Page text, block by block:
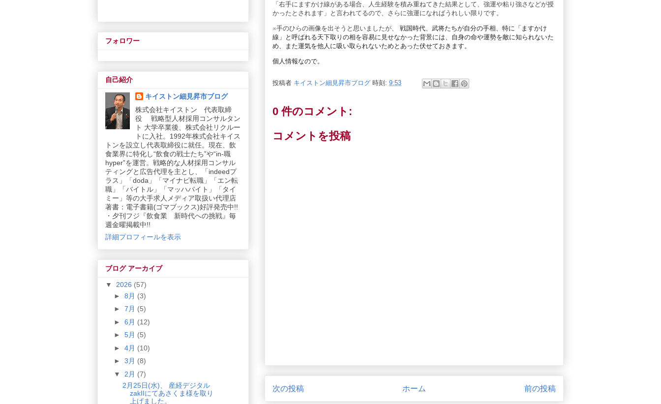
「右手にますかけ線がある場合、人生経験を積み重ねてきた結果として、強運や粘り強さなどが授
かったとされます」と言われてるので、さらに強運になればうれしい限りです。
※手のひらの画像を出そうと思いましたが、
戦国時代、武将たちが自分の手相、特に「ますかけ
線」と呼ばれる天下取りの相を容易に見せなかった背景には、自身の命や運勢を敵に知られないた
め、また運気を他人に吸い取られないためとあった伏せておきます。
個人情報なので。
投稿者 キイストン細見昇市ブログ 時刻: 9:53
0 件のコメント:
コメントを投稿
次の投稿 前の投稿
ホーム
フォロワー
自己紹介
キイストン細見昇市ブログ
株式会社キイストン 代表取締
役 戦略型人材採用コンサルタン
ト 大学卒業後、株式会社リクルー
トに入社。1992年株式会社キイス
トンを設立し代表取締役に就任。現在、飲
食業界に特化し“飲食の戦士たち”や“in-職
hyper”を運営。戦略的な人材採用コンサル
ティングと広告代理を主とし、「indeedプ
ラス」「doda」「マイナビ転職」「エン転
職」「バイトル」「マッハバイト」「タイ
ミー」等の大手求人メディア取扱い代理店
著書：電子書籍(ゴマブックス)好評発売中!!
・夕刊フジ『飲食業 新時代への挑戦』毎
週金曜掲載中!!
詳細プロフィールを表示
ブログ アーカイブ
▼ 2026 (57)
► 8月 (3)
► 7月 (5)
► 6月 (12)
► 5月 (5)
► 4月 (10)
► 3月 (8)
▼ 2月 (7)
2月25日(水)、 産経デジタル
zakⅡにてあさくま様を取り
上げました。